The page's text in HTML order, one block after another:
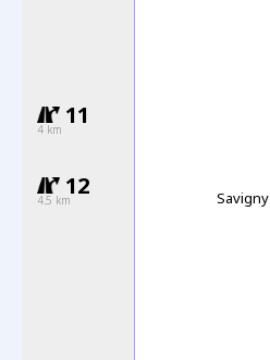
11
4 km
12
4.5 km Savigny